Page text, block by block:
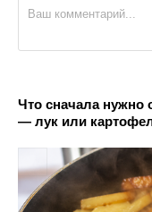
Что сначала нужно
— лук или